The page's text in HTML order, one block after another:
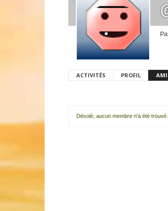
ACTIVITÉS PROFIL
Désolé, aucun membre n'a été trouvé.